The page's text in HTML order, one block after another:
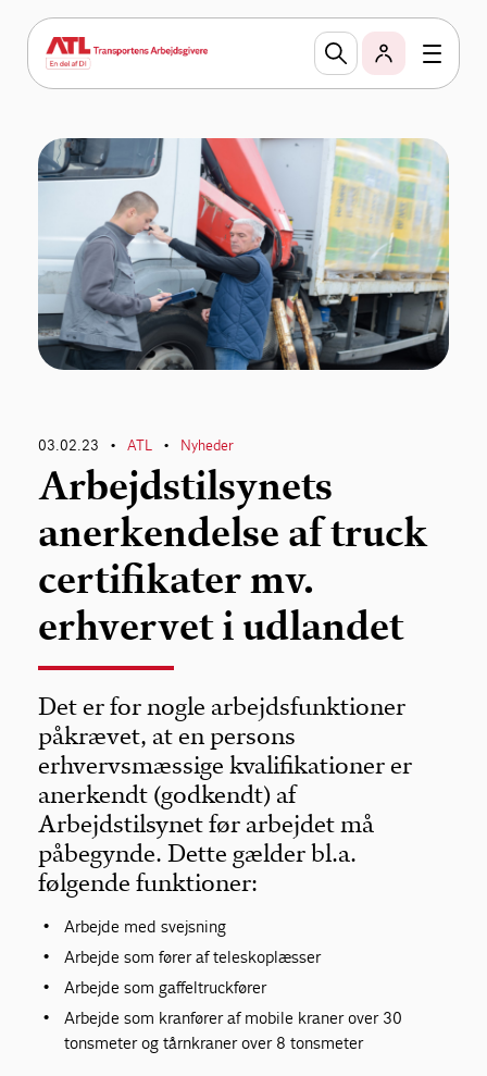
03.02.23 • ATL • Nyheder
Arbejdstilsynets
anerkendelse af truck
certifikater mv.
erhvervet i udlandet
Det er for nogle arbejdsfunktioner
påkrævet, at en persons
erhvervsmæssige kvalifikationer er
anerkendt (godkendt) af
Arbejdstilsynet før arbejdet må
påbegynde. Dette gælder bl.a.
følgende funktioner:
Arbejde med svejsning
Arbejde som fører af teleskoplæsser
Arbejde som gaffeltruckfører
Arbejde som kranfører af mobile kraner over 30
tonsmeter og tårnkraner over 8 tonsmeter